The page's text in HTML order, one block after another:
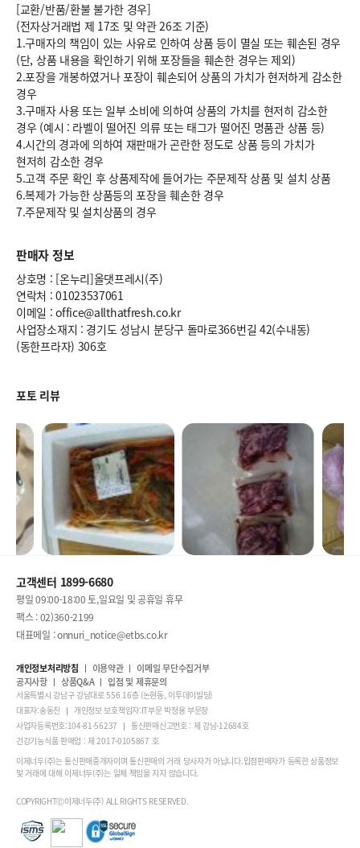
[교환/반품/환불 불가한 경우]
(전자상거래법 제 17조 및 약관 26조 기준)
1.구매자의 책임이 있는 사유로 인하여 상품 등이 멸실 또는 훼손된 경우
(단, 상품 내용을 확인하기 위해 포장들을 훼손한 경우는 제외)
2.포장을 개봉하였거나 포장이 훼손되어 상품의 가치가 현저하게 감소한
경우
3.구매자 사용 또는 일부 소비에 의하여 상품의 가치를 현저히 감소한
경우 (예시 : 라벨이 떨어진 의류 또는 태그가 떨어진 명품관 상품 등)
4.시간의 경과에 의하여 재판매가 곤란한 정도로 상품 등의 가치가
현저히 감소한 경우
5.고객 주문 확인 후 상품제작에 들어가는 주문제작 상품 및 설치 상품
6.복제가 가능한 상품등의 포장을 훼손한 경우
7.주문제작 및 설치상품의 경우
판매자 정보
상호명 : [온누리]올댓프레시(주)
연락처 : 01023537061
이메일 : office@allthatfresh.co.kr
사업장소재지 : 경기도 성남시 분당구 돌마로366번길 42(수내동)
(동한프라자) 306호
포토 리뷰
고객센터 1899-6680
평일 09:00-18:00 토,일요일 및 공휴일 휴무
팩스 : 02)360-2199
대표메일 : onnuri_notice@etbs.co.kr
개인정보처리방침 이용약관
이메일 무단수집거부
공지사항
상품Q&A 입점 및 제휴문의
서울특별시 강남구 강남대로 556 16층 (논현동, 이투데이빌딩)
대표자:송동진
개인정보 보호책임자:IT부문 박정용 부문장
사업자등록번호:104-81-56237
통신판매신고번호 : 제 강남-12684호
건강기능식품 판매업 : 제 2017-0105867 호
이제너두(주)는 통신판매중개자이며 통신판매의 거래 당사자가 아닙니다.입점판매자가 등록한 상품정보
및 거래에 대해 이제너두(주)는 일체 책임을 지지 않습니다.
COPYRIGHTⒸ이제너두(주) ALL RIGHTS RESERVED.